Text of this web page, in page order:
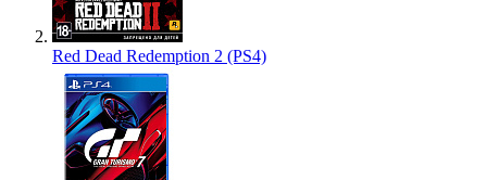
Red Dead Redemption 2 (PS4)